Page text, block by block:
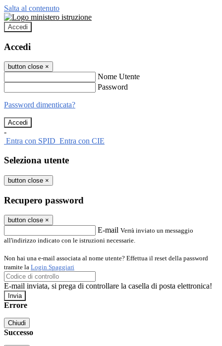
Salta al contenuto
Accedi
Accedi
button close ×
Nome Utente
Password
Password dimenticata?
-
Entra con SPID Entra con CIE
Seleziona utente
button close ×
Recupero password
button close ×
E-mail Verrà inviato un messaggio
all'indirizzo indicato con le istruzioni necessarie.
Non hai una e-mail associata al nome utente? Effettua il reset della password
tramite la Login Spaggiari
E-mail inviata, si prega di controllare la casella di posta elettronica!
Errore
Chiudi
Successo